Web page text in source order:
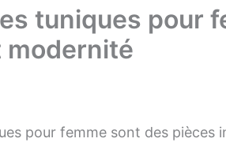
tuniques pour
pour femme sont des pièces